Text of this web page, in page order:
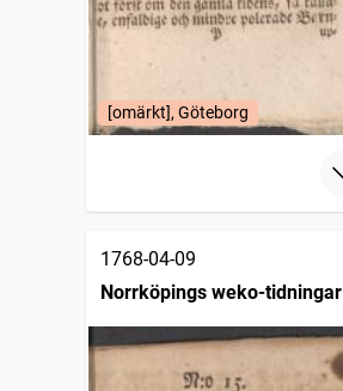
[omärkt], Göteborg
1768-04-09
Norrköpings weko-tidningar